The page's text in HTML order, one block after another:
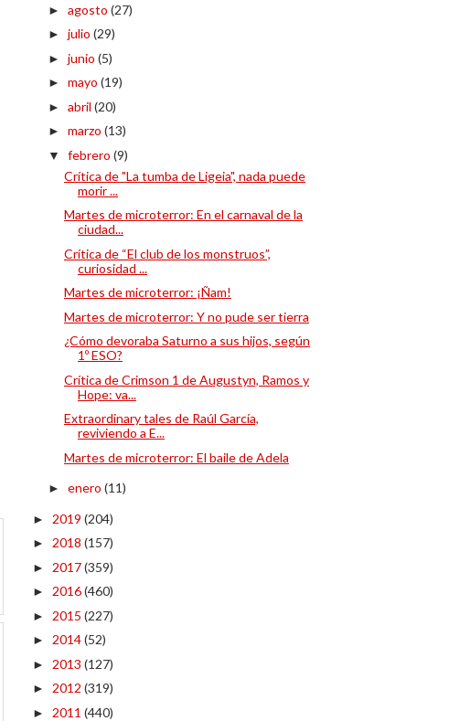
► agosto (27)
► julio (29)
► junio (5)
► mayo (19)
► abril (20)
► marzo (13)
▼ febrero (9)
Crítica de "La tumba de Ligeia", nada puede
morir ...
Martes de microterror: En el carnaval de la
ciudad...
Crítica de “El club de los monstruos”,
curiosidad ...
Martes de microterror: ¡Ñam!
Martes de microterror: Y no pude ser tierra
¿Cómo devoraba Saturno a sus hijos, según
1º ESO?
Crítica de Crimson 1 de Augustyn, Ramos y
Hope: va...
Extraordinary tales de Raúl García,
reviviendo a E...
Martes de microterror: El baile de Adela
► enero (11)
► 2019 (204)
► 2018 (157)
► 2017(359)
► 2016(460)
► 2015 (227)
► 2014(52)
► 2013 (127)
► 2012 (319)
► 2011 (440)